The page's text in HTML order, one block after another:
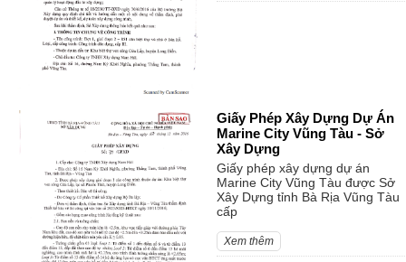
Giấy Phép Xây Dựng Dự Án
Marine City Vũng Tàu - Sở
Xây Dựng
Giấy phép xây dựng dự án
Marine City Vũng Tàu được Sở
Xây Dựng tỉnh Bà Rịa Vũng Tàu
cấp
Xem thêm